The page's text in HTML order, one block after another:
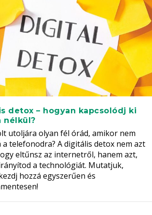
detox – hogyan kapcsolódj ki
nélkül?
utoljára olyan fél órád, amikor nem
a telefonodra? A digitális detox nem azt
eltűnsz az internetről, hanem azt,
a technológiát. Mutatjuk,
hozzá egyszerűen és